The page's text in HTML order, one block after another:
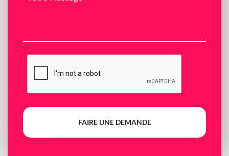
FAIRE UNE DEMANDE